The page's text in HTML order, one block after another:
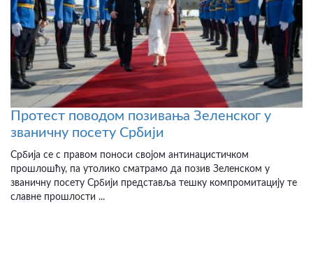
Протест поводом позивања Зеленског у
званичну посету Србији
Србија се с правом поноси својом антинацистичком
прошлошћу, па утолико сматрамо да позив Зеленском у
званичну посету Србији представља тешку компромитацију те
славне прошлости ...